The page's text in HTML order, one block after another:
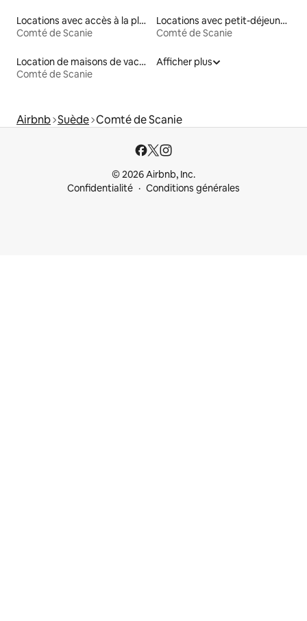
Locations avec accès à la plage
Comté de Scanie
Locations avec petit-déjeuner
Comté de Scanie
Location de maisons de vacances
Comté de Scanie
Afficher plus
Airbnb Suède Comté de Scanie
© 2026 Airbnb, Inc.
Confidentialité
Conditions générales